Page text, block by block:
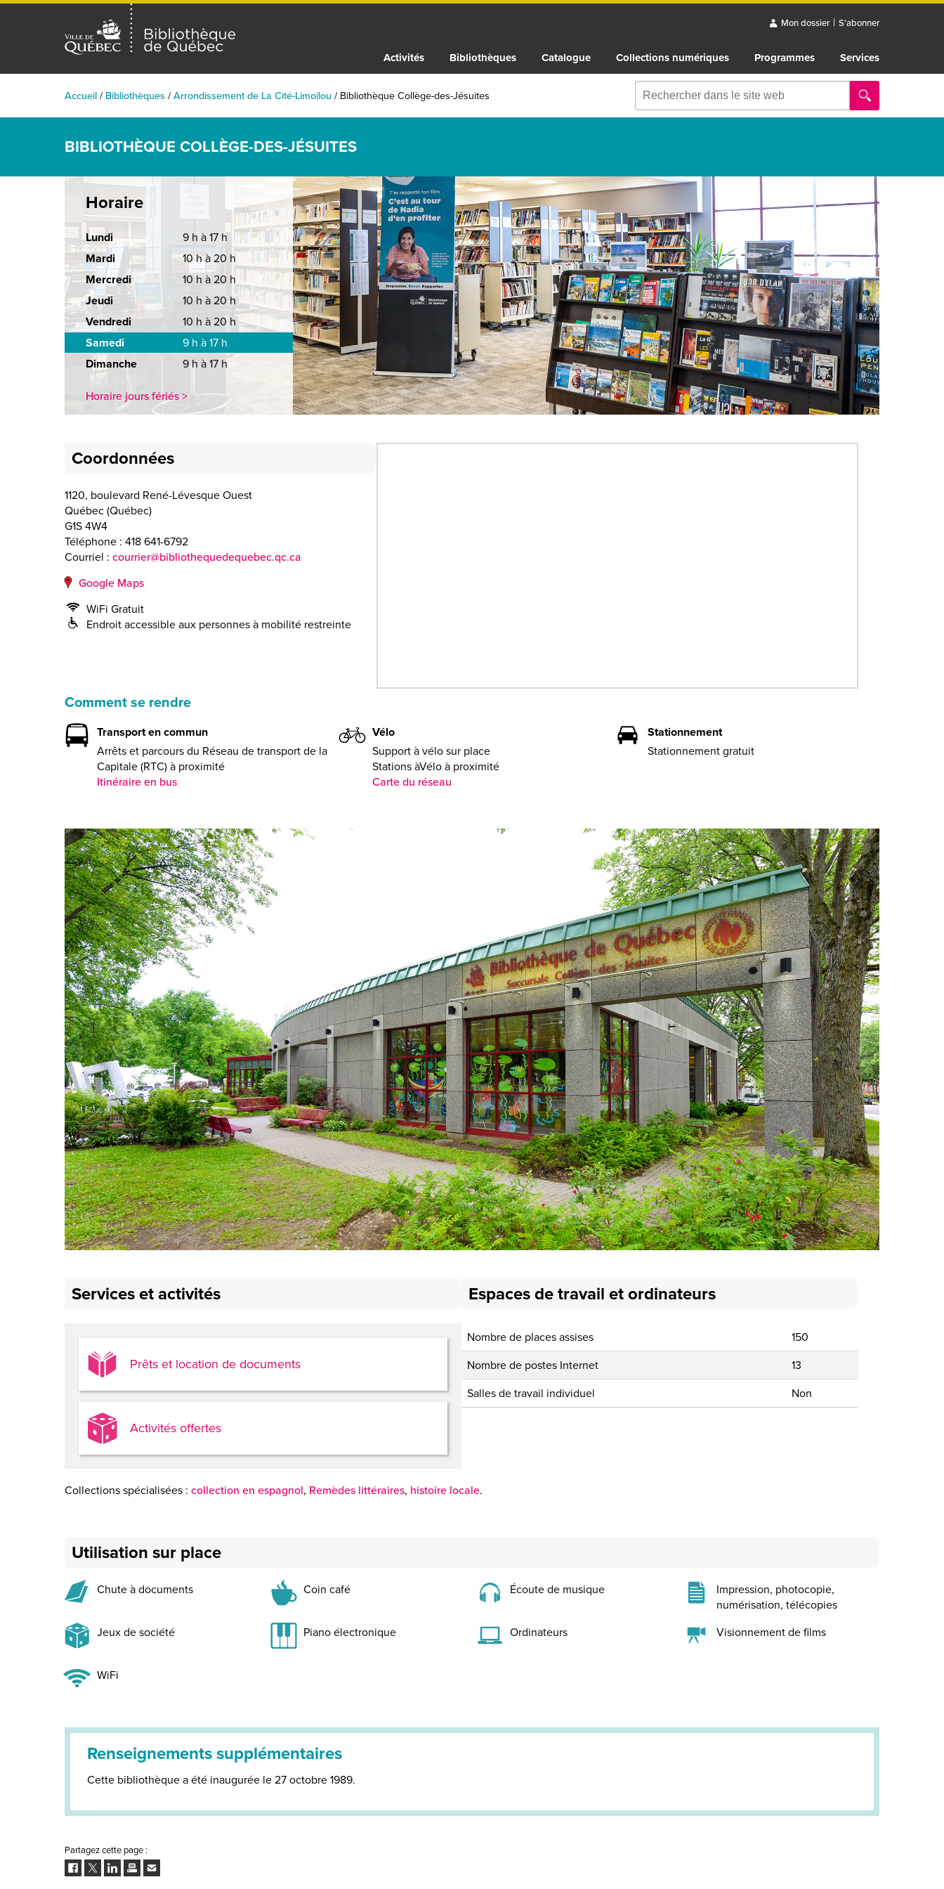
Mon dossier | S'abonner
Activités Bibliothèques Catalogue Collections numériques Programmes Services
Accueil/ Bibliothèques /Arrondissement de La Cité-Limoilou / Bibliothèque Collège-des-Jésuites
BIBLIOTHÈQUE COLLÈGE-DES-JÉSUITES
Horaire
Lundi
9 h à 17 h
Mardi
10 h à 20 h
Mercredi
10 h à 20 h
Jeudi
10 h à 20 h
Vendredi
10 h à 20 h
Samedi
9 h à 17 h
Dimanche
9 h à 17 h
Horaire jours fériés >
Coordonnées
1120, boulevard René-Lévesque Ouest
Québec(Québec)
G1S 4W4
Téléphone : 418 641-6792
Courriel : courrier@bibliothequedequebec.qc.ca
Google Maps
WiFi Gratuit
Endroit accessible aux personnes à mobilité restreinte
Comment se rendre
Transport en commun
Arrêts et parcours du Réseau de transport de la
Capitale (RTC) à proximité
Itinéraire en bus
Vélo
Support à vélo sur place
Stations àVélo à proximité
Carte du réseau
Stationnement
Stationnement gratuit
Services et activités
Prêts et location de documents
Activités offertes
Espaces de travail et ordinateurs
Nombre de places assises
150
Nombre de postes Internet
13
Salles de travail individuel
Non
Collections spécialisées : collection en espagnol, Remèdes littéraires, histoire locale.
Utilisation sur place
Chute à documents Coin café Écoute de musique
Impression, photocopie,
numérisation, télécopies
Jeux de société
Piano électronique Ordinateurs Visionnement de films
WiFi
Renseignements supplémentaires
Cette bibliothèque a été inaugurée le 27 octobre 1989.
Partagez cette page :
Facebook
TwitterLinkedInImprimerEnvoyer